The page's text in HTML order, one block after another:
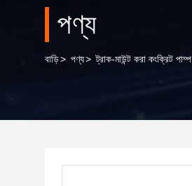
পণ্য
বাড়ি> পণ্য> ট্রাক-মাউন্ট করা কংক্রিট পাম্প